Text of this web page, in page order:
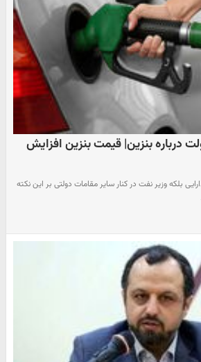
درباره بنزین| قیمت بنزین افزایش
بلکه وزیر نفت در کنار سایر مقامات دولتی بر این نکته